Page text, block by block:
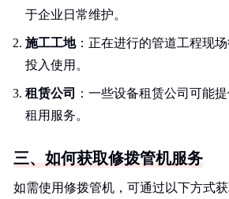
于企业日常维护。
施工工地：正在进行的管道工程现
投入使用。
租赁公司
：一些设备租赁公司可能
租用服务。
三、如何获取修拨管机服务
如需使用修拨管机，可通过以下方式获